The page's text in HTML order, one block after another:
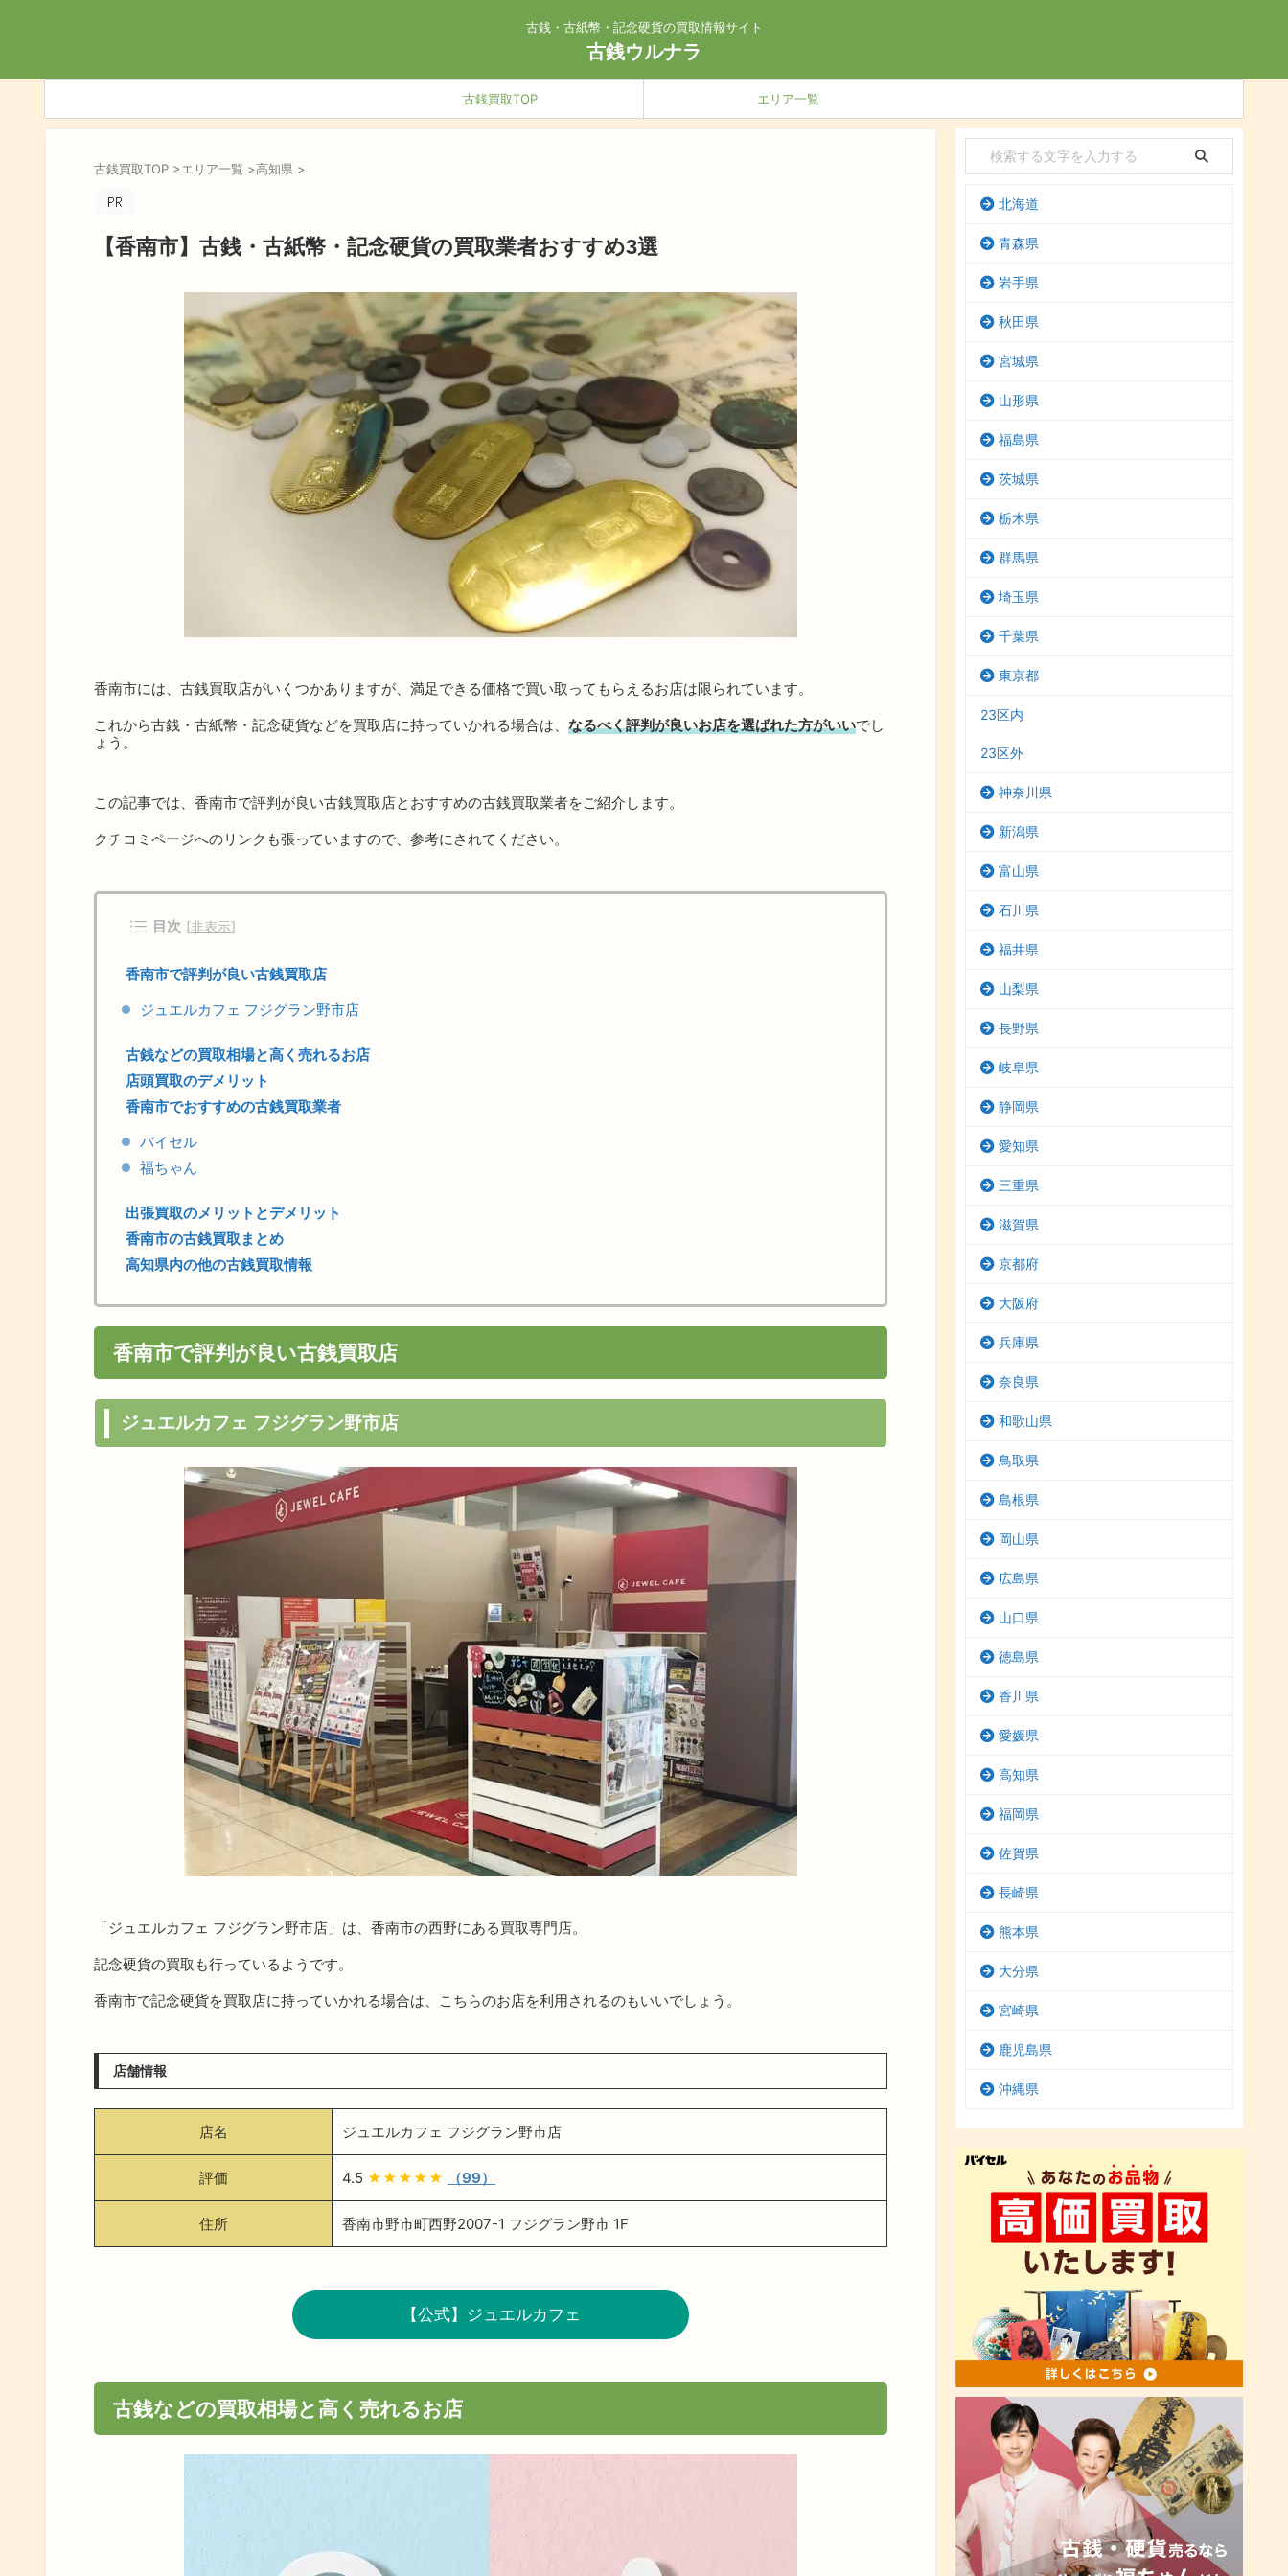
古銭・古紙幣・記念硬貨の買取情報サイト
古銭ウルナラ
古銭買取TOP エリア一覧
古銭買取TOP >エリア一覧 >高知県 >
【香南市】古銭・古紙幣・記念硬貨の買取業者おすすめ3選
香南市には、古銭買取店がいくつかありますが、満足できる価格で買い取ってもらえるお店は限られています。
これから古銭・古紙幣・記念硬貨などを買取店に持っていかれる場合は、 なるべく評判が良いお店を選ばれた方がいいでし
ょう。
この記事では、香南市で評判が良い古銭買取店とおすすめの古銭買取業者をご紹介します。
クチコミページへのリンクも張っていますので、参考にされてください。
目次 [非表示]
香南市で評判が良い古銭買取店
ジュエルカフェ フジグラン野市店
古銭などの買取相場と高く売れるお店
店頭買取のデメリット
香南市でおすすめの古銭買取業者
バイセル
福ちゃん
出張買取のメリットとデメリット
香南市の古銭買取まとめ
高知県内の他の古銭買取情報
香南市で評判が良い古銭買取店
ジュエルカフェ フジグラン野市店
「ジュエルカフェ フジグラン野市店」は、香南市の西野にある買取専門店。
記念硬貨の買取も行っているようです。
香南市で記念硬貨を買取店に持っていかれる場合は、こちらのお店を利用されるのもいいでしょう。
店舗情報
店名 ジュエルカフェ フジグラン野市店
評価 4.5 ★★★★★ （99）
住所 香南市野市町西野2007-1 フジグラン野市 1F
【公式】ジュエルカフェ
古銭などの買取相場と高く売れるお店
北海道
青森県
岩手県
秋田県
宮城県
山形県
福島県
茨城県
栃木県
群馬県
埼玉県
千葉県
東京都
23区内
23区外
神奈川県
新潟県
富山県
石川県
福井県
山梨県
長野県
岐阜県
静岡県
愛知県
三重県
滋賀県
京都府
大阪府
兵庫県
奈良県
和歌山県
鳥取県
島根県
岡山県
広島県
山口県
徳島県
香川県
愛媛県
高知県
福岡県
佐賀県
長崎県
熊本県
大分県
宮崎県
鹿児島県
沖縄県